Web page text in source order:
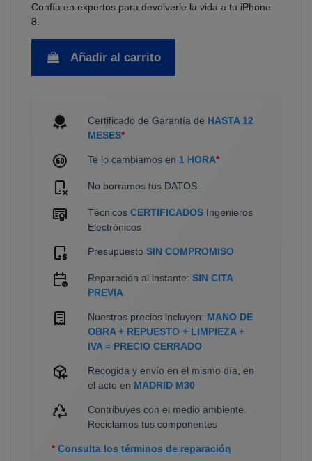
Confía en expertos para devolverle la vida a tu iPhone
8.
Añadir al carrito
Certificado de Garantía de HASTA 12
MESES*
Te lo cambiamos en 1 HORA*
No borramos tus DATOS
Técnicos CERTIFICADOS Ingenieros
Electrónicos
Presupuesto SIN COMPROMISO
Reparación al instante: SIN CITA
PREVIA
Nuestros precios incluyen: MANO DE
OBRA + REPUESTO + LIMPIEZA +
IVA = PRECIO CERRADO
Recogida y envío en el mismo día, en
el acto en MADRID M30
Contribuyes con el medio ambiente.
Reciclamos tus componentes
* Consulta los términos de reparación